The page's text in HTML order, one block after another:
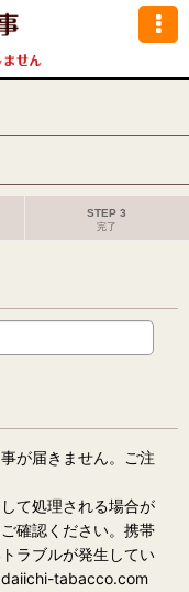
STEP 3
完了
が届きません。ご注
て処理される場合が
確認ください。携帯
ラブルが発生してい
daiichi-tabacco.com